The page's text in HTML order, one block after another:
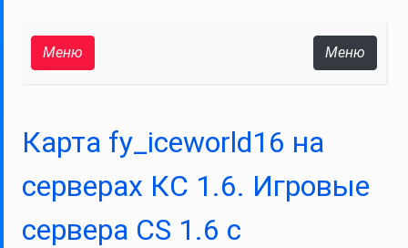
Меню Меню
Карта fy_iceworld16 на
серверах КС 1.6. Игровые
сервера CS 1.6 с